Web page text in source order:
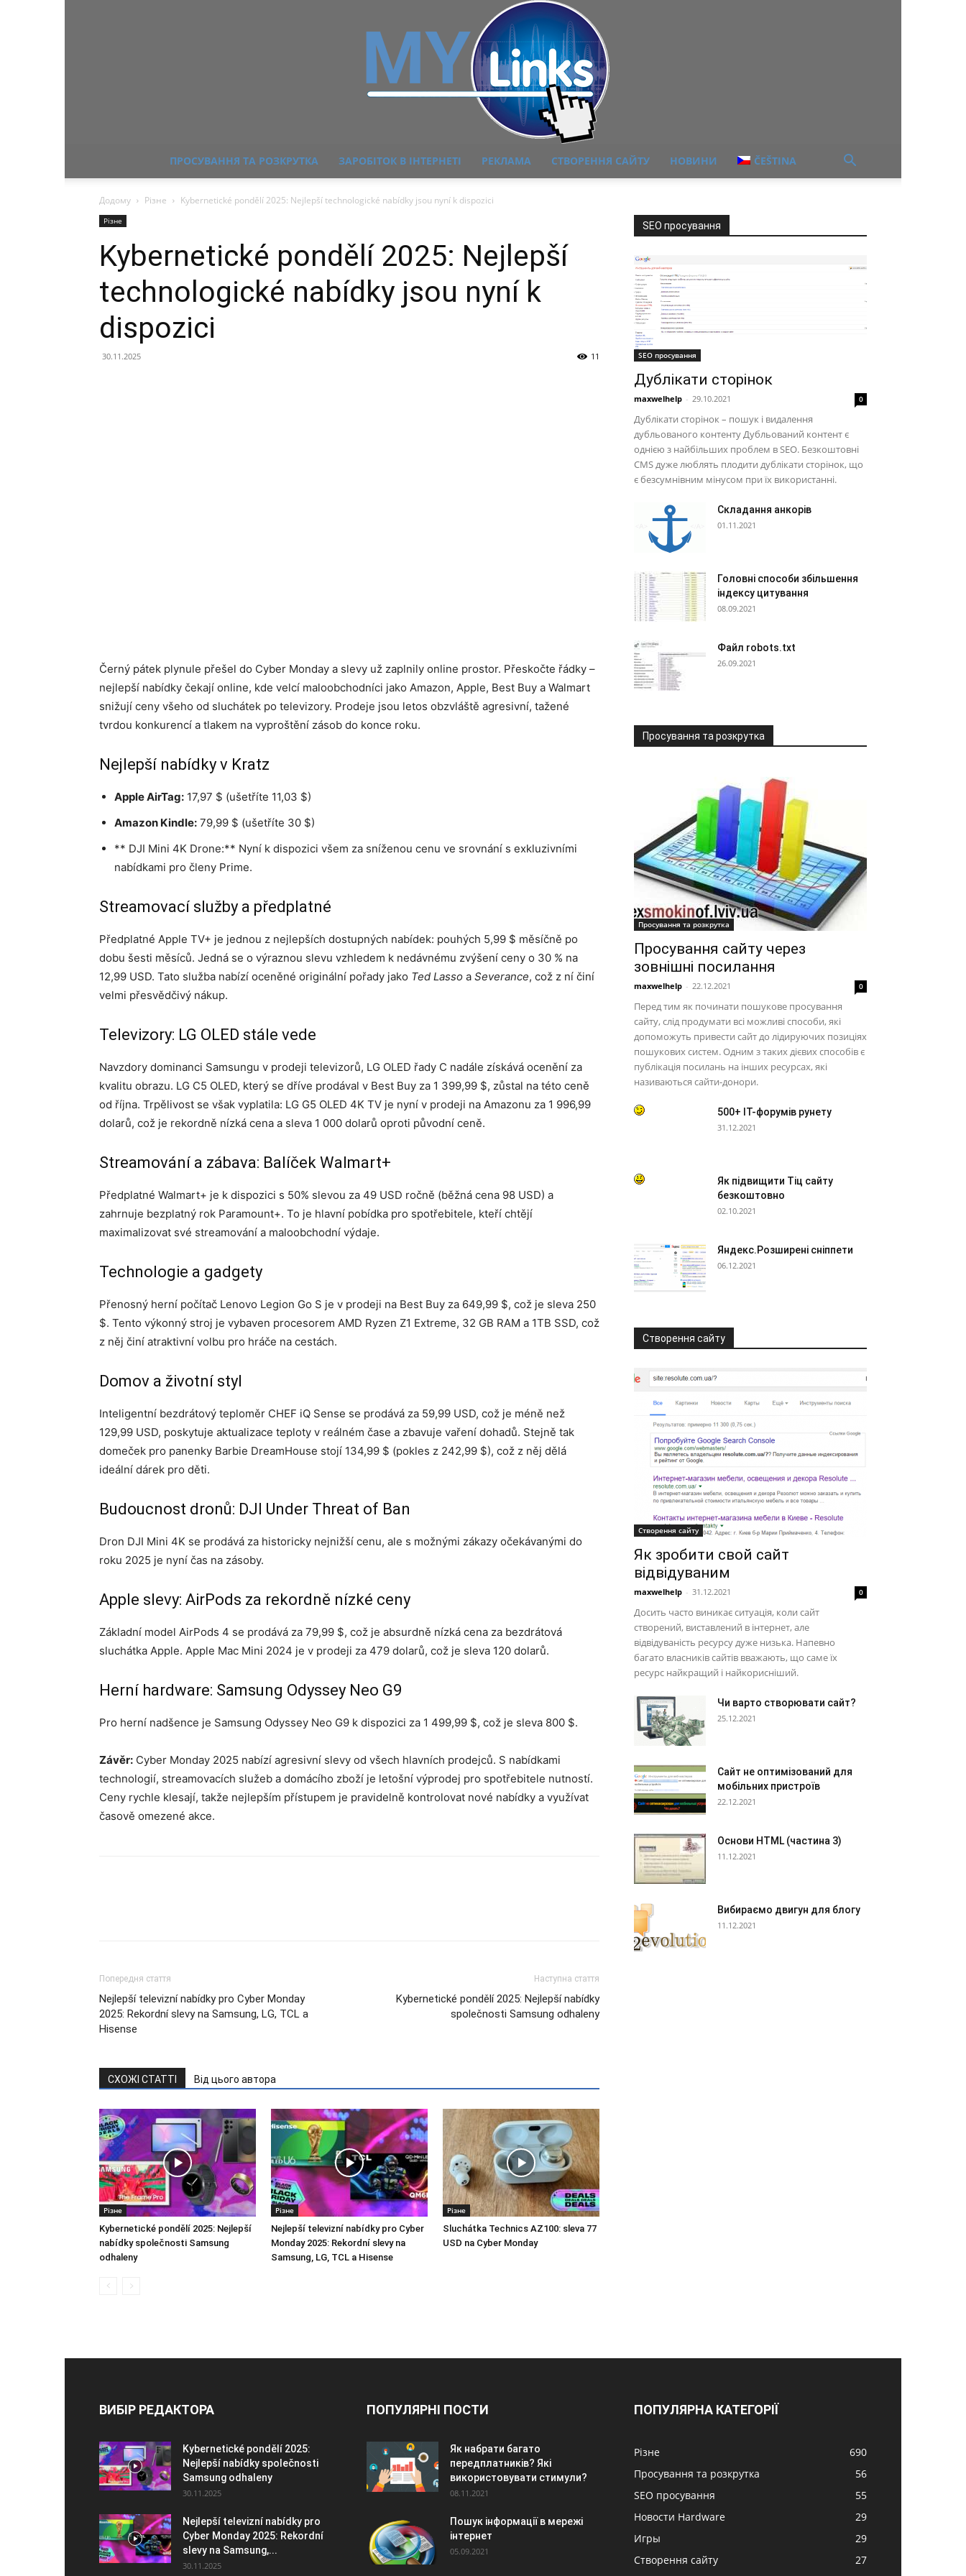
ПРОСУВАННЯ ТА РОЗКРУТКА ЗАРОБІТОК В ІНТЕРНЕТІ РЕКЛАМА СТВОРЕННЯ САЙТУ НОВИНИ ČEŠTINA
Додому Різне Kybernetické pondělí 2025: Nejlepší technologické nabídky jsou nyní k dispozici
Різне
Kybernetické pondělí 2025: Nejlepší
technologické nabídky jsou nyní k
dispozici
30.11.2025 11
Černý pátek plynule přešel do Cyber Monday a slevy už zaplnily online prostor. Přeskočte řádky –
nejlepší nabídky čekají online, kde velcí maloobchodníci jako Amazon, Apple, Best Buy a Walmart
snižují ceny všeho od sluchátek po televizory. Prodeje jsou letos obzvláště agresivní, tažené
tvrdou konkurencí a tlakem na vyproštění zásob do konce roku.
Nejlepší nabídky v Kratz
Apple AirTag: 17,97 $ (ušetříte 11,03 $)
Amazon Kindle: 79,99 $ (ušetříte 30 $)
** DJI Mini 4K Drone:** Nyní k dispozici všem za sníženou cenu ve srovnání s exkluzivními
nabídkami pro členy Prime.
Streamovací služby a předplatné
Předplatné Apple TV+ je jednou z nejlepších dostupných nabídek: pouhých 5,99 $ měsíčně po
dobu šesti měsíců. Jedná se o výraznou slevu vzhledem k nedávnému zvýšení ceny o 30 % na
12,99 USD. Tato služba nabízí oceněné originální pořady jako Ted Lasso a Severance, což z ní činí
velmi přesvědčivý nákup.
Televizory: LG OLED stále vede
Navzdory dominanci Samsungu v prodeji televizorů, LG OLED řady C nadále získává ocenění za
kvalitu obrazu. LG C5 OLED, který se dříve prodával v Best Buy za 1 399,99 $, zůstal na této ceně
od října. Trpělivost se však vyplatila: LG G5 OLED 4K TV je nyní v prodeji na Amazonu za 1 996,99
dolarů, což je rekordně nízká cena a sleva 1 000 dolarů oproti původní ceně.
Streamování a zábava: Balíček Walmart+
Předplatné Walmart+ je k dispozici s 50% slevou za 49 USD ročně (běžná cena 98 USD) a
zahrnuje bezplatný rok Paramount+. To je hlavní pobídka pro spotřebitele, kteří chtějí
maximalizovat své streamování a maloobchodní výdaje.
Technologie a gadgety
Přenosný herní počítač Lenovo Legion Go S je v prodeji na Best Buy za 649,99 $, což je sleva 250
$. Tento výkonný stroj je vybaven procesorem AMD Ryzen Z1 Extreme, 32 GB RAM a 1TB SSD, což
z něj činí atraktivní volbu pro hráče na cestách.
Domov a životní styl
Inteligentní bezdrátový teploměr CHEF iQ Sense se prodává za 59,99 USD, což je méně než
129,99 USD, poskytuje aktualizace teploty v reálném čase a zbavuje vaření dohadů. Stejně tak
domeček pro panenky Barbie DreamHouse stojí 134,99 $ (pokles z 242,99 $), což z něj dělá
ideální dárek pro děti.
Budoucnost dronů: DJI Under Threat of Ban
Dron DJI Mini 4K se prodává za historicky nejnižší cenu, ale s možnými zákazy očekávanými do
roku 2025 je nyní čas na zásoby.
Apple slevy: AirPods za rekordně nízké ceny
Základní model AirPods 4 se prodává za 79,99 $, což je absurdně nízká cena za bezdrátová
sluchátka Apple. Apple Mac Mini 2024 je v prodeji za 479 dolarů, což je sleva 120 dolarů.
Herní hardware: Samsung Odyssey Neo G9
Pro herní nadšence je Samsung Odyssey Neo G9 k dispozici za 1 499,99 $, což je sleva 800 $.
Závěr: Cyber ​​​​Monday 2025 nabízí agresivní slevy od všech hlavních prodejců. S nabídkami
technologií, streamovacích služeb a domácího zboží je letošní výprodej pro spotřebitele nutností.
Ceny rychle klesají, takže nejlepším přístupem je pravidelně kontrolovat nové nabídky a využívat
časově omezené akce.
Попередня стаття
Nejlepší televizní nabídky pro Cyber Monday
2025: Rekordní slevy na Samsung, LG, TCL a
Hisense
Наступна стаття
Kybernetické pondělí 2025: Nejlepší nabídky
společnosti Samsung odhaleny
СХОЖІ СТАТТІ Від цього автора
Різне
Kybernetické pondělí 2025: Nejlepší
nabídky společnosti Samsung
odhaleny
Різне
Nejlepší televizní nabídky pro Cyber
Monday 2025: Rekordní slevy na
Samsung, LG, TCL a Hisense
Різне
Sluchátka Technics AZ100: sleva 77
USD na Cyber Monday
SEO просування
SEO просування
Дублікати сторінок
maxwelhelp - 29.10.2021 0
Дублікати сторінок – пошук і видалення
дубльованого контенту Дубльований контент є
однією з найбільших проблем в SEO. Безкоштовні
CMS дуже люблять плодити дублікати сторінок, що
є безсумнівним мінусом при їх використанні.
Складання анкорів
01.11.2021
Головні способи збільшення
індексу цитування
08.09.2021
Файл robots.txt
26.09.2021
Просування та розкрутка
Просування та розкрутка
Просування сайту через
зовнішні посилання
maxwelhelp - 22.12.2021 0
Перед тим як починати пошукове просування
сайту, слід продумати всі можливі способи, які
допоможуть привести сайт до лідируючих позиціях
пошукових систем. Одним з таких дієвих способів є
публікація посилань на інших ресурсах, які
називаються сайти-донори.
500+ IT-форумів рунету
31.12.2021
Як підвищити Тіц сайту
безкоштовно
02.10.2021
Яндекс.Розширені сніппети
06.12.2021
Створення сайту
Створення сайту
Як зробити свой сайт
відвідуваним
maxwelhelp - 31.12.2021 0
Досить часто виникає ситуація, коли сайт
створений, виставлений в інтернет, але
відвідуваність ресурсу дуже низька. Напевно
багато власників сайтів вважають, що саме їх
ресурс найкращий і найкорисніший.
Чи варто створювати сайт?
25.12.2021
Сайт не оптимізований для
мобільних пристроїв
22.12.2021
Основи HTML (частина 3)
11.12.2021
Вибираємо двигун для блогу
11.12.2021
ВИБІР РЕДАКТОРА
Kybernetické pondělí 2025:
Nejlepší nabídky společnosti
Samsung odhaleny
30.11.2025
Nejlepší televizní nabídky pro
Cyber Monday 2025: Rekordní
slevy na Samsung,...
30.11.2025
ПОПУЛЯРНІ ПОСТИ
Як набрати багато
передплатників? Які
використовувати стимули?
08.11.2021
Пошук інформації в мережі
інтернет
05.09.2021
ПОПУЛЯРНА КАТЕГОРІЇ
Різне
690
Просування та розкрутка
56
SEO просування
55
Новости Hardware
29
Игры
29
Створення сайту
27